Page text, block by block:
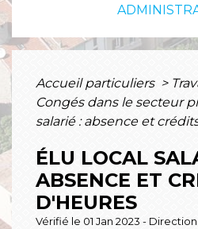
Accueil particuliers >
Congés dans le secteur
salarié : absence et
ÉLU LOCAL
ABSENCE ET
D'HEURES
Vérifié le 01 Jan 2023 -